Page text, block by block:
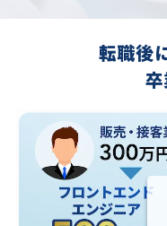
転職後